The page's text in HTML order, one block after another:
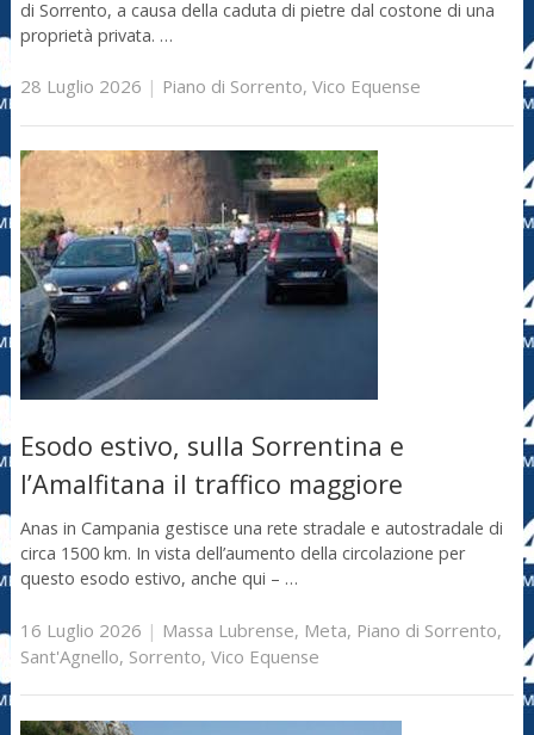
di Sorrento, a causa della caduta di pietre dal costone di una
proprietà privata. …
28 Luglio 2026 | Piano di Sorrento, Vico Equense
Esodo estivo, sulla Sorrentina e
l’Amalfitana il traffico maggiore
Anas in Campania gestisce una rete stradale e autostradale di
circa 1500 km. In vista dell’aumento della circolazione per
questo esodo estivo, anche qui – …
16 Luglio 2026 | Massa Lubrense, Meta, Piano di Sorrento,
Sant'Agnello, Sorrento, Vico Equense